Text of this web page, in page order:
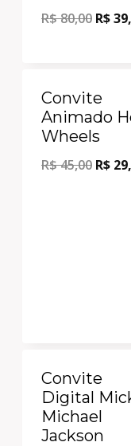
R$80,00 R$
Convite
Animado
Wheels
R$45,00 R$
Convite
Digital
Michael
Jackson